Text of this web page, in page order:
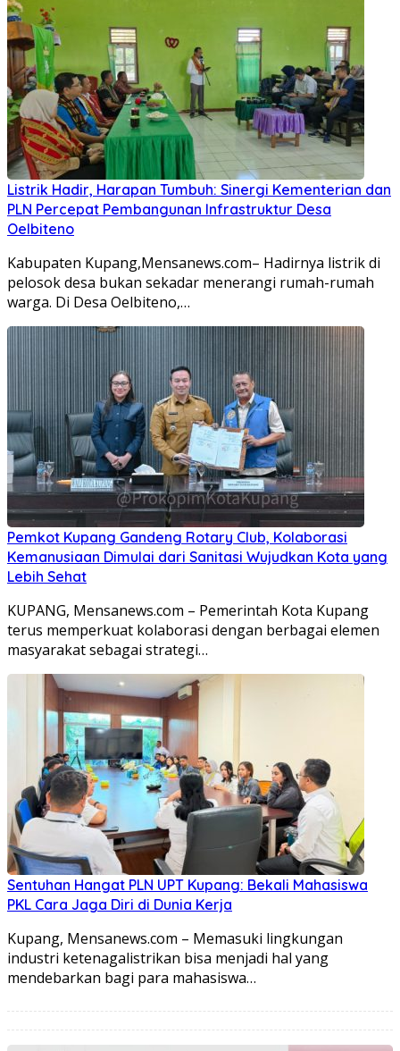
Listrik Hadir, Harapan Tumbuh: Sinergi Kementerian dan
PLN Percepat Pembangunan Infrastruktur Desa
Oelbiteno
Kabupaten Kupang,Mensanews.com– Hadirnya listrik di
pelosok desa bukan sekadar menerangi rumah-rumah
warga. Di Desa Oelbiteno,…
Pemkot Kupang Gandeng Rotary Club, Kolaborasi
Kemanusiaan Dimulai dari Sanitasi Wujudkan Kota yang
Lebih Sehat
KUPANG, Mensanews.com – Pemerintah Kota Kupang
terus memperkuat kolaborasi dengan berbagai elemen
masyarakat sebagai strategi…
Sentuhan Hangat PLN UPT Kupang: Bekali Mahasiswa
PKL Cara Jaga Diri di Dunia Kerja
Kupang, Mensanews.com – Memasuki lingkungan
industri ketenagalistrikan bisa menjadi hal yang
mendebarkan bagi para mahasiswa…